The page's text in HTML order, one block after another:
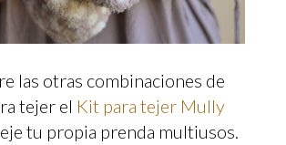
las otras combinaciones de
tejer el Kit para tejer Mully
tu propia prenda multiusos.